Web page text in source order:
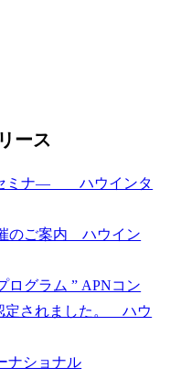
ース
セミナ― ハウインタ
のご案内 ハウイン
ログラム ” APNコン
定されました。 ハウ
ナショナル